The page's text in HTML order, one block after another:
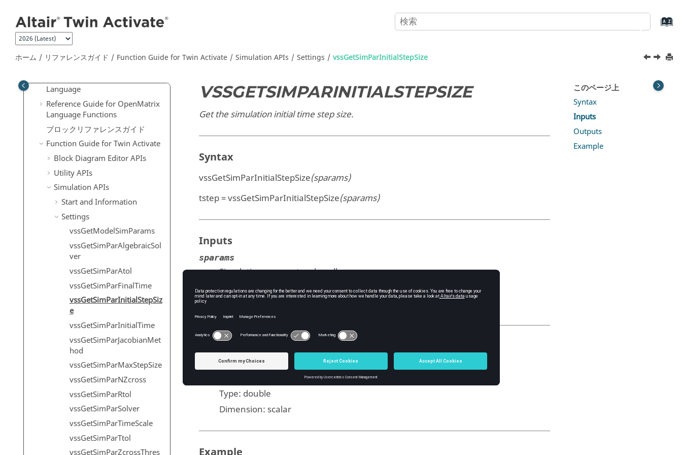
ホーム リファレンスガイド Function Guide forTwin Activate Simulation APIs Settings vssGetSimParInitialStepSize
チュートリアル
ユーザーガイド
上級ユーザーのための拡張定義
Language
Reference Guide for OpenMatrix
Language Functions
ブロックリファレンスガイド
Function Guide forTwin Activate
Block Diagram Editor APIs
Utility APIs
Simulation APIs
Start and Information
Settings
vssGetModelSimParams
vssGetSimParAlgebraicSol
ver
vssGetSimParAtol
vssGetSimParFinalTime
vssGetSimParInitialStepSiz
e
vssGetSimParInitialTime
vssGetSimParJacobianMet
hod
vssGetSimParMaxStepSize
vssGetSimParNZcross
vssGetSimParRtol
vssGetSimParSolver
vssGetSimParTimeScale
vssGetSimParTtol
vssGetSimParZcrossThres
VSSGETSIMPARINITIALSTEPSIZE
Get the simulation initial time step size.
Syntax
vssGetSimParInitialStepSize(sparams)
tstep = vssGetSimParInitialStepSize(sparams)
Inputs
sparams
Simulation parameters handle.
Type: sparam
tstep
Simulation initial time step size
Type: double
Dimension: scalar
このページ上
Syntax
Inputs
Outputs
Example